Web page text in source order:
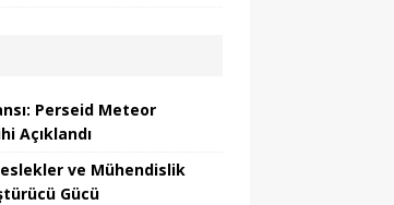
Perseid Meteor
Açıklandı
ve Mühendislik
Gücü